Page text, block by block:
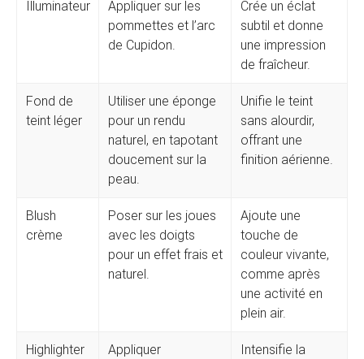
Illuminateur
Appliquer sur les
pommettes et l’arc
de Cupidon.
Crée un éclat
subtil et donne
une impression
de fraîcheur.
Fond de
teint léger
Utiliser une éponge
pour un rendu
naturel, en tapotant
doucement sur la
peau.
Unifie le teint
sans alourdir,
offrant une
finition aérienne.
Blush
crème
Poser sur les joues
avec les doigts
pour un effet frais et
naturel.
Ajoute une
touche de
couleur vivante,
comme après
une activité en
plein air.
Highlighter
Appliquer
Intensifie la